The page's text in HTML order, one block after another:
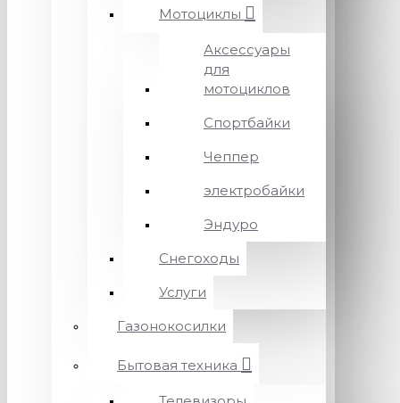
Мотоциклы
Аксессуары
для
мотоциклов
Спортбайки
Чеппер
электробайки
Эндуро
Снегоходы
Услуги
Газонокосилки
Бытовая техника